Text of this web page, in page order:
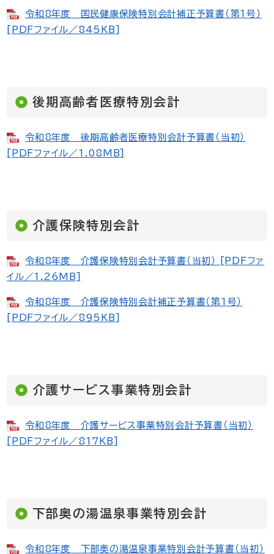
令和8年度 国民健康保険特別会計補正予算書（第1号）
[PDFファイル／845KB]
後期高齢者医療特別会計
令和8年度 後期高齢者医療特別会計予算書（当初）
[PDFファイル／1.08MB]
介護保険特別会計
令和8年度 介護保険特別会計予算書（当初） [PDFファ
イル／1.26MB]
令和8年度 介護保険特別会計補正予算書（第1号）
[PDFファイル／895KB]
介護サービス事業特別会計
令和8年度 介護サービス事業特別会計予算書（当初）
[PDFファイル／817KB]
下部奥の湯温泉事業特別会計
令和8年度 下部奥の湯温泉事業特別会計予算書（当初）